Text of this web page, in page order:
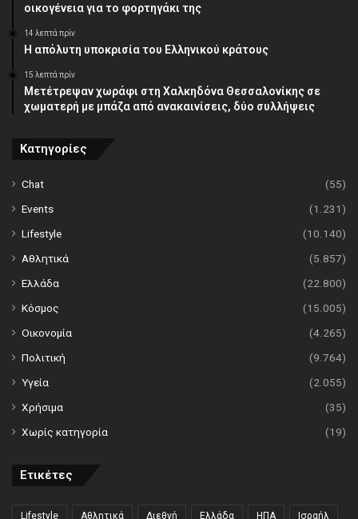
οικογένεια για το φορτηγάκι της
14 λεπτά πρίν
Η απόλυτη υποκρισία του Ελληνικού κράτους
15 λεπτά πρίν
Μετέτρεψαν χωράφι στη Χαλκηδόνα Θεσσαλονίκης σε
χωματερή με μπάζα από ανακαινίσεις, δύο συλλήψεις
Κατηγορίες
Chat
(55)
Events
(1.231)
Lifestyle
(10.140)
Αθλητικά
(5.857)
Ελλάδα
(22.800)
Κόσμος
(15.005)
Οικονομία
(4.265)
Πολιτική
(9.764)
Υγεία
(2.055)
Χρήσιμα
(35)
Χωρίς κατηγορία
(19)
Ετικέτες
Lifestyle Αθλητικά Διεθνή Ελλάδα ΗΠΑ Ισραήλ